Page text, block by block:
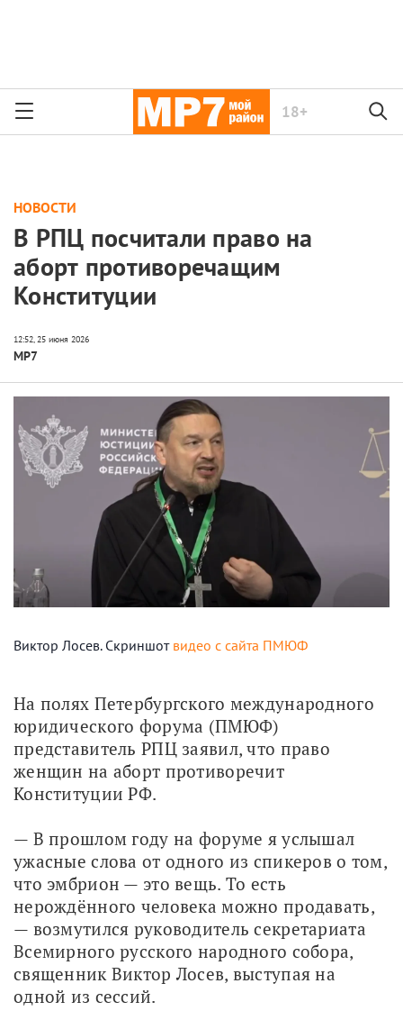
18+
НОВОСТИ
В РПЦ посчитали право на
аборт противоречащим
Конституции
МР7
Виктор Лосев. Скриншот видео с сайта ПМЮФ
На полях Петербургского международного
юридического форума (ПМЮФ)
представитель РПЦ заявил, что право
женщин на аборт противоречит
Конституции РФ.
— В прошлом году на форуме я услышал
ужасные слова от одного из спикеров о том,
что эмбрион — это вещь. То есть
нерождённого человека можно продавать,
— возмутился руководитель секретариата
Всемирного русского народного собора,
священник Виктор Лосев, выступая на
одной из сессий.